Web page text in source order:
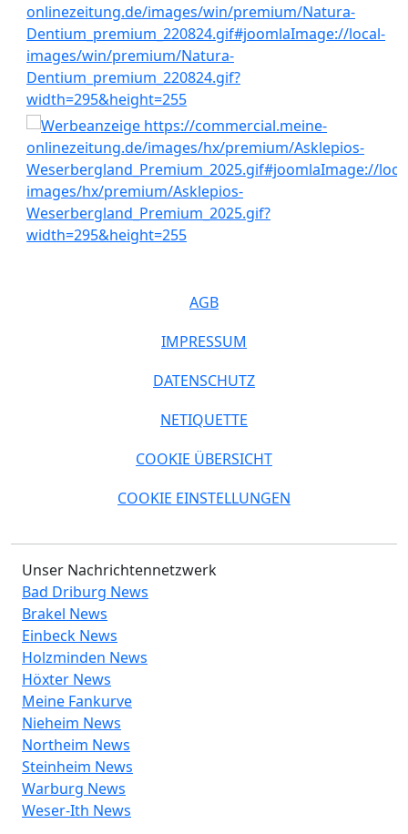
AGB
IMPRESSUM
DATENSCHUTZ
NETIQUETTE
COOKIE ÜBERSICHT
COOKIE EINSTELLUNGEN
Unser Nachrichtennetzwerk
Bad Driburg News
Brakel News
Einbeck News
Holzminden News
Höxter News
Meine Fankurve
Nieheim News
Northeim News
Steinheim News
Warburg News
Weser-Ith News